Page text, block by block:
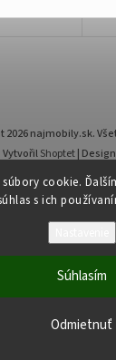
cookie.
s ich
Odmietnuť
Súhlasím
2026najmobily.sk.
VytvořilShoptet| Design